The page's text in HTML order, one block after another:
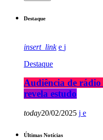
Destaque
insert_link
Destaque
Audiência de
revela estudo
today20/02/2025
Últimas Notícias